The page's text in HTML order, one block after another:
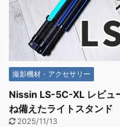
撮影機材・アクセサリー
Nissin LS-5C-XL レビュ
ね備えたライトスタンド
2025/11/13